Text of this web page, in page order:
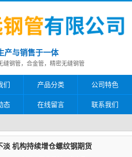
产与销售于一体
缝钢管，合金管，精密无缝钢管
们 产品分类 公司特色
态 在线留言 联系我们
淡 机构持续增仓螺纹钢期货